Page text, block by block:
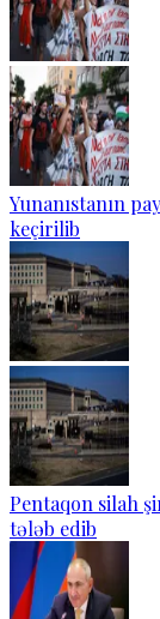
Yunanıstanın
keçirilib
Pentaqon silah
tələb edib